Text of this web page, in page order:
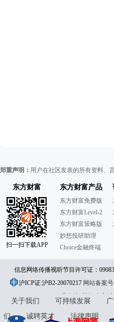
郑重声明： 用户在社区发表的所有资料、
东方财富
扫一扫下载APP
东方财富产品
东方财富免费版
东方财富Level-2
东方财富策略版
妙想投研助理
Choice金融终端
信息网络传播视听节目许可证：
913101046312860336 违法和不
沪ICP证:沪B2-20070217 网站备案
31010402000120号版权所有:东方
关于我们 可持续发展
们
诚聘英才 法律声明